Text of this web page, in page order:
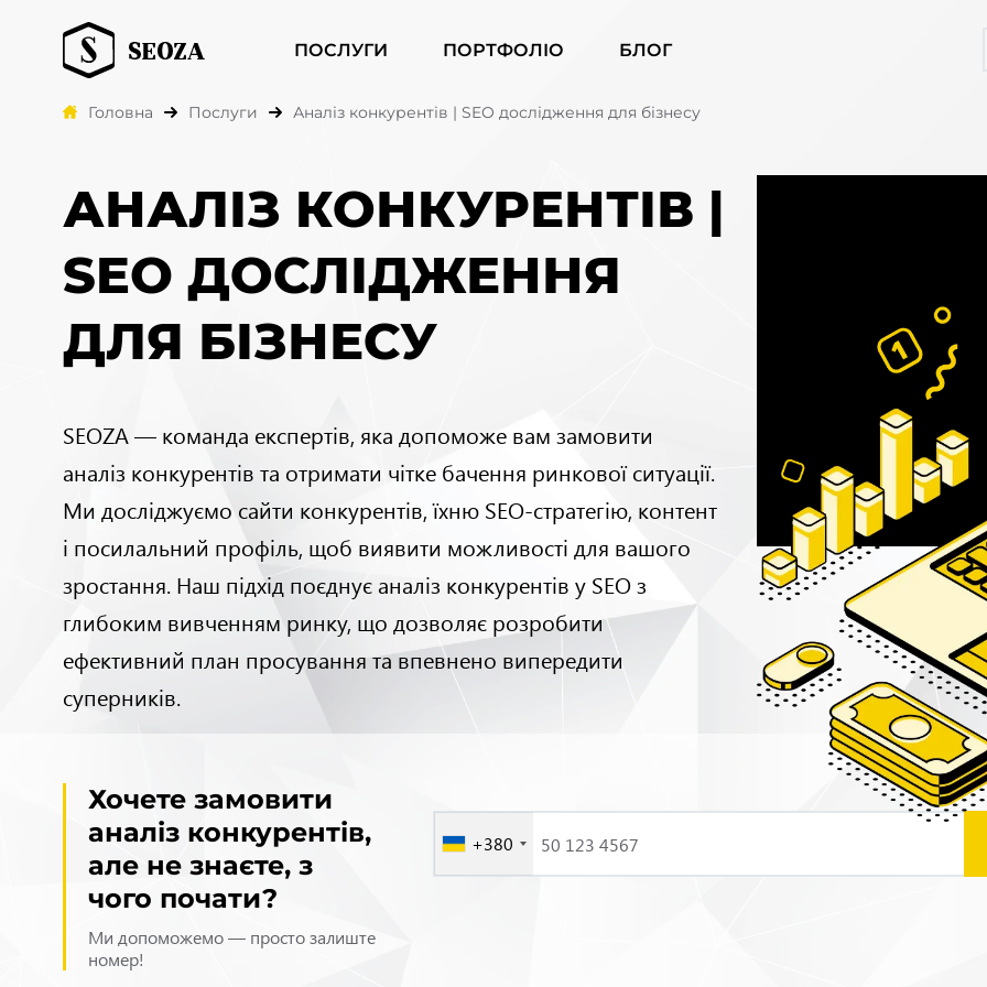
ПОСЛУГИ ПОРТФОЛІО БЛОГ
Головна Послуги Аналіз конкурентів | SEO дослідження для бізнесу
АНАЛІЗ КОНКУРЕНТІВ |
SEO ДОСЛІДЖЕННЯ
ДЛЯ БІЗНЕСУ
SEOZA — команда експертів, яка допоможе вам замовити
аналіз конкурентів та отримати чітке бачення ринкової ситуації.
Ми досліджуємо сайти конкурентів, їхню SEO-стратегію, контент
і посилальний профіль, щоб виявити можливості для вашого
зростання. Наш підхід поєднує аналіз конкурентів у SEO з
глибоким вивченням ринку, що дозволяє розробити
ефективний план просування та впевнено випередити
суперників.
Хочете замовити
аналіз конкурентів,
але не знаєте, з
чого почати?
Ми допоможемо — просто залиште
номер!
+380